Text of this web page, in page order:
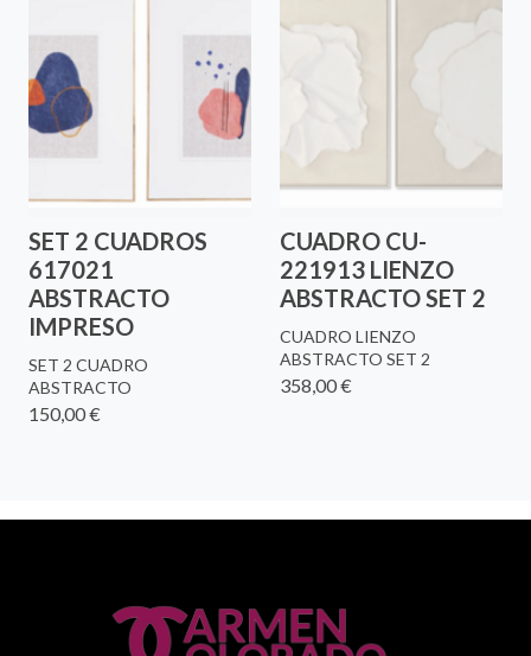
SET 2 CUADROS
617021
ABSTRACTO
IMPRESO
SET 2 CUADRO
ABSTRACTO
150,00 €
CUADRO CU-
221913 LIENZO
ABSTRACTO SET 2
CUADRO LIENZO
ABSTRACTO SET 2
358,00 €